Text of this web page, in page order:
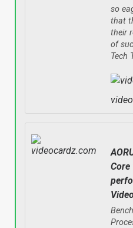
so
that
their
of
Tech
Core